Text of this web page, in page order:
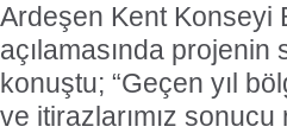
Ardeşen Kent Konseyi
açılamasında
konuştu; “Geçen yıl
ve itirazlarımız